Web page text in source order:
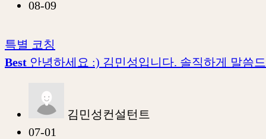
08-09
특별 코칭
Best 안녕하세요 :) 김민성입니다. 솔직하게 말씀
김민성컨설턴트
07-01